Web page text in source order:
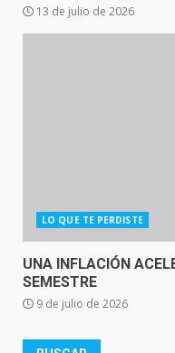
13 de julio de 2026
LO QUE TE PERDISTE
UNA INFLACIÓN
SEMESTRE
9 de julio de 2026